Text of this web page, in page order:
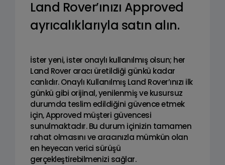
Land Rover’ınızı Approved
ayrıcalıklarıyla satın alın.
İster yeni, ister onaylı kullanılmış olsun; her
Land Rover aracı üretildiği günkü kadar
canlıdır. Onaylı Kullanılmış Land Rover’ınızı ilk
günkü gibi orijinal, yenilenmiş ve kusursuz
durumda teslim edildiğini güvence etmek
için, Approved müşteri güvencesi
sunulmaktadır. Bu durum içinizin tamamen
rahat olmasını ve aracınızla mümkün olan
en heyecan verici sürüşü
gerçekleştirebilmenizi sağlar.